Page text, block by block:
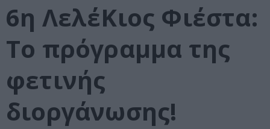
6η ΛελέΚιος Φιέστα:
Το πρόγραμμα της
φετινής
διοργάνωσης!